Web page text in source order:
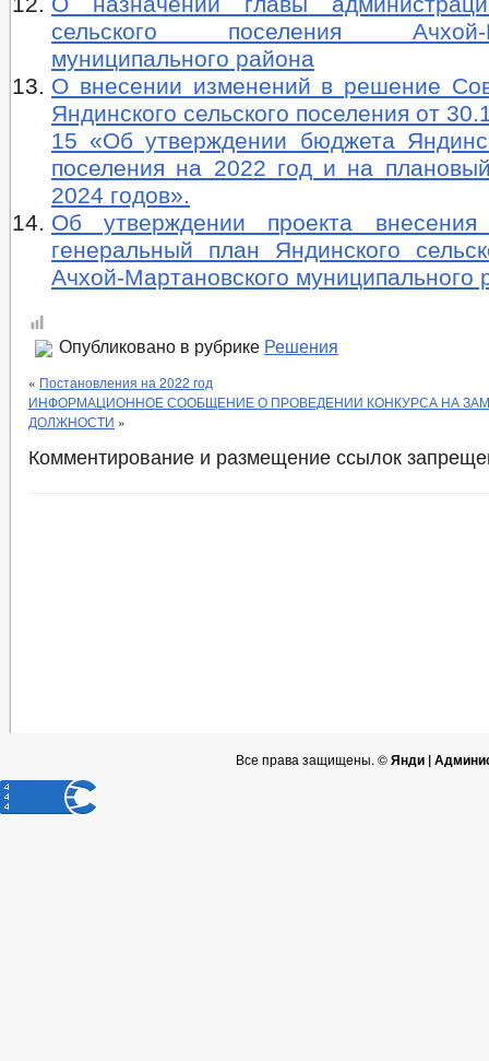
сельского поселения Ачхой-
муниципального района
О внесении изменений в решение
Яндинского сельского поселения от
15 «Об утверждении бюджета
поселения на 2022 год и на
2024 годов».
Об утверждении проекта
генеральный план Яндинского
Ачхой-Мартановского муниципального
Опубликовано в рубрике Решения
« Постановления на 2022 год
ИНФОРМАЦИОННОЕ СООБЩЕНИЕ О ПРОВЕДЕНИИ КОНКУРСА НА
ДОЛЖНОСТИ »
Комментирование и размещение ссылок
Все права защищены. ©Янди |